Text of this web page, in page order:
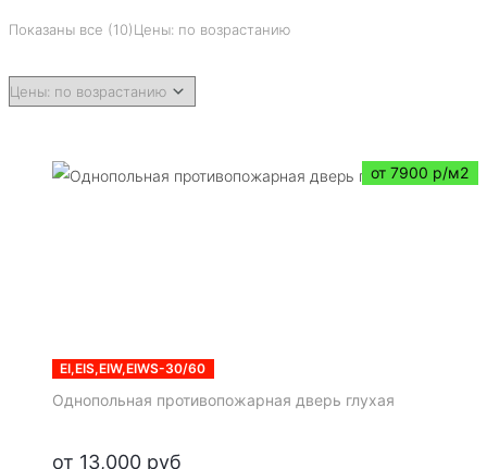
Показаны все (10)Цены: по возрастанию
от 7900 р/м2
EI,EIS,EIW,EIWS-30/60
Однопольная противопожарная дверь глухая
от 13,000 руб